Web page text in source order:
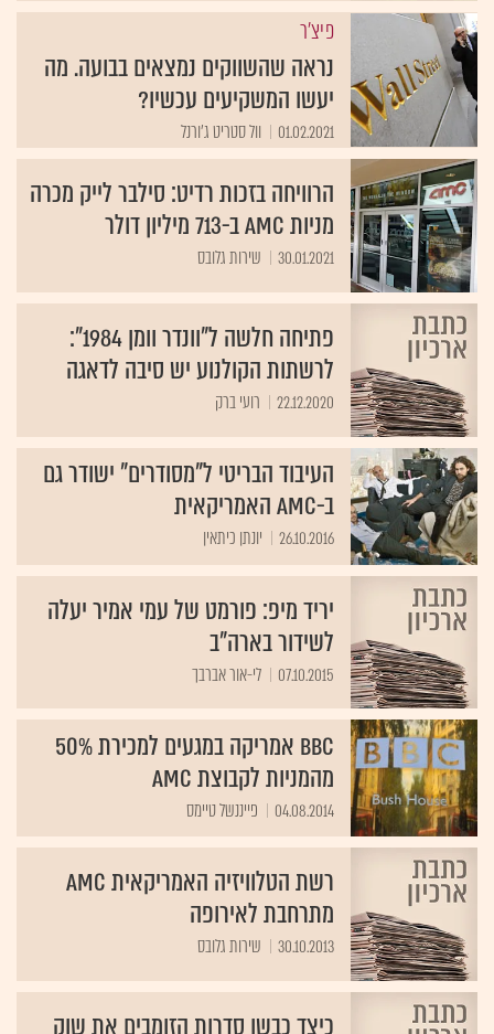
פיצ'ר
נראה שהשווקים נמצאים בבועה. מה
יעשו המשקיעים עכשיו?
01.02.2021 וול סטריט ג'ורנל
הרוויחה בזכות רדיט: סילבר לייק מכרה
מניות AMC ב-713 מיליון דולר
30.01.2021 שירות גלובס
פתיחה חלשה ל"וונדר וומן 1984":
לרשתות הקולנוע יש סיבה לדאגה
22.12.2020 רועי ברק
העיבוד הבריטי ל"מסודרים" ישודר גם
ב-AMC האמריקאית
26.10.2016 יונתן כיתאין
יריד מיפ: פורמט של עמי אמיר יעלה
לשידור בארה"ב
07.10.2015 לי-אור אברבך
BBC אמריקה במגעים למכירת 50%
מהמניות לקבוצת AMC
04.08.2014 פייננשל טיימס
רשת הטלוויזיה האמריקאית AMC
מתרחבת לאירופה
30.10.2013 שירות גלובס
כיצד כבשו סדרות הזומבים את שוק